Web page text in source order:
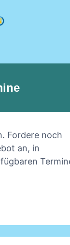
Fordere noch
an, in